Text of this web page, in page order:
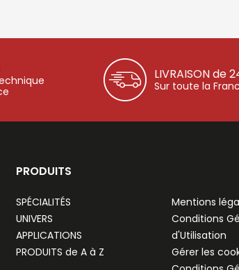
LIVRAISON de
Sur toute la
PRODUITS
SPÉCIALITÉS
UNIVERS
APPLICATIONS
PRODUITS de A à Z
Mentions
Conditions
d'Utilisation
Gérer les